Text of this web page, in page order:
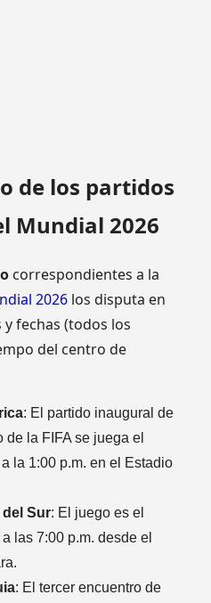
de los partidos
Mundial 2026
correspondientes a la
2026 los disputa en
fechas (todos los
del centro de
: El partido inaugural de
de la FIFA se juega el
la 1:00 p.m. en el Estadio
del Sur: El juego es el
las 7:00 p.m. desde el
: El tercer encuentro de